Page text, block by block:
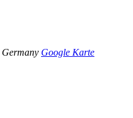
Germany Google Karte